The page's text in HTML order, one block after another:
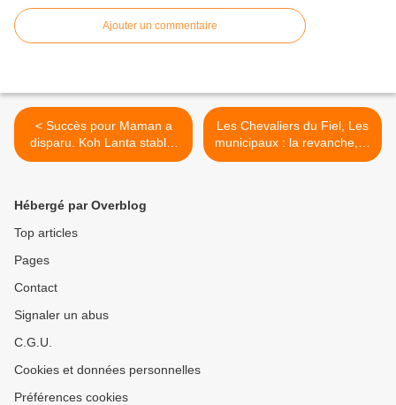
Ajouter un commentaire
< Succès pour Maman a
disparu. Koh Lanta stable.
Unis face au séisme faible.
Les Chevaliers du Fiel, Les
municipaux : la revanche, le
jeudi 16/03/2023 à 21h20
Hébergé par Overblog
Top articles
Pages
Contact
Signaler un abus
C.G.U.
Cookies et données personnelles
Préférences cookies